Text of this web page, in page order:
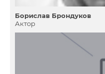
Борислав Брондуков
Актор